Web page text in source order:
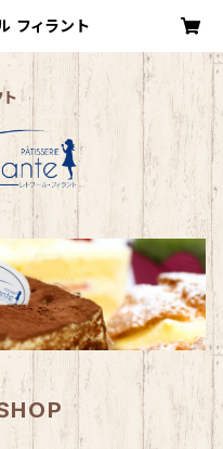
フィラント
ト